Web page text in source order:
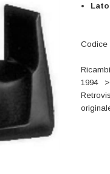
Codice
1994